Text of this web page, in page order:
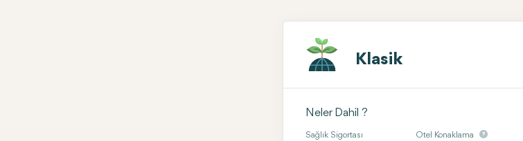
Klasik
Neler Dahil ?
Sağlık Sigortası Otel Konaklama